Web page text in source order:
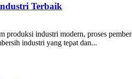
Terbaik
industri modern, proses
industri yang tepat dan...